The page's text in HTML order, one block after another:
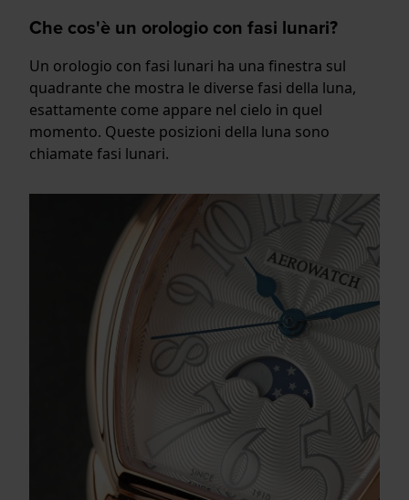
Che cos'è un orologio con fasi lunari?
Un orologio con fasi lunari ha una finestra sul
quadrante che mostra le diverse fasi della luna,
esattamente come appare nel cielo in quel
momento. Queste posizioni della luna sono
chiamate fasi lunari.